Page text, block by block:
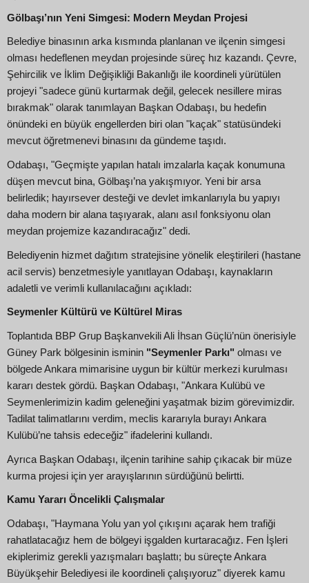
Gölbaşı’nın Yeni Simgesi: Modern Meydan Projesi
Belediye binasının arka kısmında planlanan ve ilçenin simgesi
olması hedeflenen meydan projesinde süreç hız kazandı. Çevre,
Şehircilik ve İklim Değişikliği Bakanlığı ile koordineli yürütülen
projeyi "sadece günü kurtarmak değil, gelecek nesillere miras
bırakmak" olarak tanımlayan Başkan Odabaşı, bu hedefin
önündeki en büyük engellerden biri olan "kaçak" statüsündeki
mevcut öğretmenevi binasını da gündeme taşıdı.
Odabaşı, "Geçmişte yapılan hatalı imzalarla kaçak konumuna
düşen mevcut bina, Gölbaşı’na yakışmıyor. Yeni bir arsa
belirledik; hayırsever desteği ve devlet imkanlarıyla bu yapıyı
daha modern bir alana taşıyarak, alanı asıl fonksiyonu olan
meydan projemize kazandıracağız" dedi.
Belediyenin hizmet dağıtım stratejisine yönelik eleştirileri (hastane
acil servis) benzetmesiyle yanıtlayan Odabaşı, kaynakların
adaletli ve verimli kullanılacağını açıkladı:
Seymenler Kültürü ve Kültürel Miras
Toplantıda BBP Grup Başkanvekili Ali İhsan Güçlü’nün önerisiyle
Güney Park bölgesinin isminin "Seymenler Parkı" olması ve
bölgede Ankara mimarisine uygun bir kültür merkezi kurulması
kararı destek gördü. Başkan Odabaşı, "Ankara Kulübü ve
Seymenlerimizin kadim geleneğini yaşatmak bizim görevimizdir.
Tadilat talimatlarını verdim, meclis kararıyla burayı Ankara
Kulübü’ne tahsis edeceğiz" ifadelerini kullandı.
Ayrıca Başkan Odabaşı, ilçenin tarihine sahip çıkacak bir müze
kurma projesi için yer arayışlarının sürdüğünü belirtti.
Kamu Yararı Öncelikli Çalışmalar
Odabaşı, "Haymana Yolu yan yol çıkışını açarak hem trafiği
rahatlatacağız hem de bölgeyi işgalden kurtaracağız. Fen İşleri
ekiplerimiz gerekli yazışmaları başlattı; bu süreçte Ankara
Büyükşehir Belediyesi ile koordineli çalışıyoruz" diyerek kamu